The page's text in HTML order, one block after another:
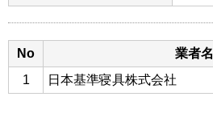
No 業者名
1
日本基準寝具株式会社